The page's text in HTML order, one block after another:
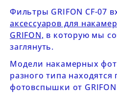
Фильтры GRIFON CF-07
аксессуаров для
GRIFON, в которую мы
заглянуть.
Модели накамерных
разного типа
фотовспышки от GRIFON